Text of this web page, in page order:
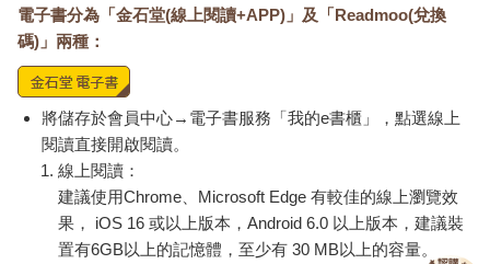
電子書分為「金石堂(線上閱讀+APP)」及「Readmoo(兌換
碼)」兩種：
將儲存於會員中心→電子書服務「我的e書櫃」，點選線上
閱讀直接開啟閱讀。
線上閱讀：
建議使用Chrome、Microsoft Edge 有較佳的線上瀏覽效
果， iOS 16 或以上版本，Android 6.0 以上版本，建議裝
置有6GB以上的記憶體，至少有 30 MB以上的容量。